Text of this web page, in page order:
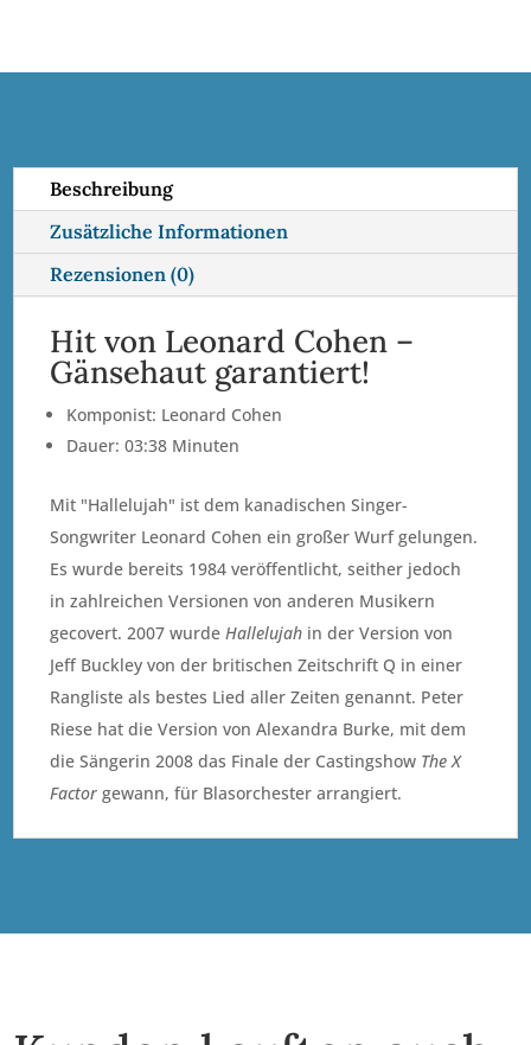
n
i
v
Beschreibung
Zusätzliche Informationen
Rezensionen (0)
Hit von Leonard Cohen –
Gänsehaut garantiert!
Komponist: Leonard Cohen
Dauer: 03:38 Minuten
Mit "Hallelujah" ist dem kanadischen Singer-
Songwriter Leonard Cohen ein großer Wurf gelungen.
Es wurde bereits 1984 veröffentlicht, seither jedoch
in zahlreichen Versionen von anderen Musikern
gecovert. 2007 wurdeHallelujah in der Version von
Jeff Buckley von der britischen Zeitschrift Q in einer
Rangliste als bestes Lied aller Zeiten genannt. Peter
Riese hat die Version von Alexandra Burke, mit dem
die Sängerin 2008 das Finale der Castingshow The X
Factor gewann, für Blasorchester arrangiert.